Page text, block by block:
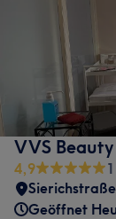
VVS
4,9
Geöffnet